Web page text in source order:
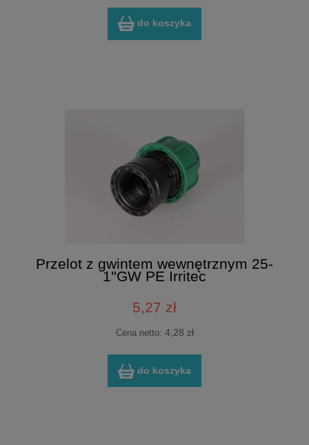
do koszyka
Przelot z gwintem wewnętrznym 25-
1''GW PE Irritec
5,27 zł
Cena netto: 4,28 zł
do koszyka